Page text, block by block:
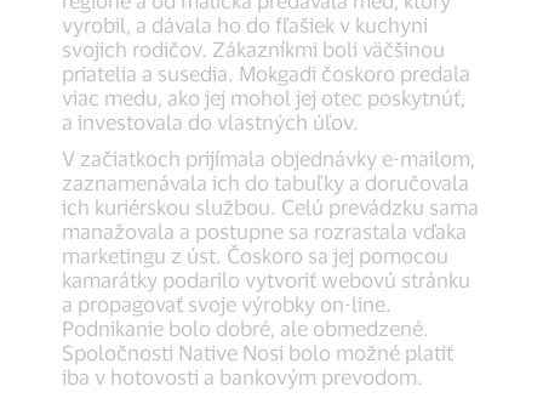
vyrobil, a dávala ho do fľašiek v kuchyni
svojich rodičov. Zákazníkmi boli väčšinou
priatelia a susedia. Mokgadi čoskoro predala
viac medu, ako jej mohol jej otec poskytnúť,
a investovala do vlastných úľov.
V začiatkoch prijímala objednávky e-mailom,
zaznamenávala ich do tabuľky a doručovala
ich kuriérskou službou. Celú prevádzku sama
manažovala a postupne sa rozrastala vďaka
marketingu z úst. Čoskoro sa jej pomocou
kamarátky podarilo vytvoriť webovú stránku
a propagovať svoje výrobky on-line.
Podnikanie bolo dobré, ale obmedzené.
Spoločnosti Native Nosi bolo možné platiť
iba v hotovosti a bankovým prevodom.